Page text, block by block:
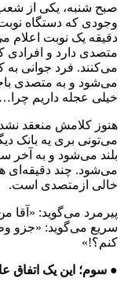
صبح شنبه، یکی از
متصدی دارد و افرادی
می‌کنند. فرد جوانی به
می‌شود و به متصدی
خیلی عجله داریم
هنوز کلامش منعقد
بلند می‌شود و به آخر
خالی ازمتصدی است.
پیرمرد می‌گوید: «آقا
سریع می‌گوید: «جزو
کنم؟!»
● سوم؛ این یک